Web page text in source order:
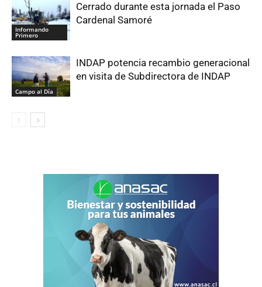
Informando
Primero
Cerrado durante esta jornada el Paso
Cardenal Samoré
Campo al Día
INDAP potencia recambio generacional
en visita de Subdirectora de INDAP